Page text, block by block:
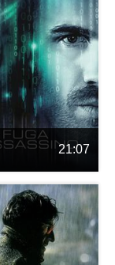
21:07